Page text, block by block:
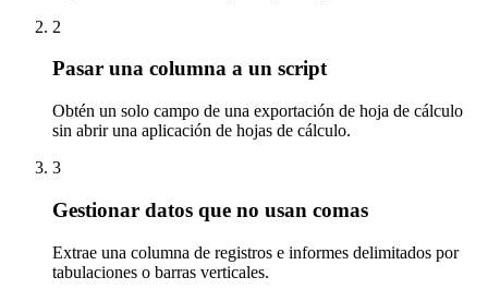
2
Pasar una columna a un script
Obtén un solo campo de una exportación de hoja de cálculo
sin abrir una aplicación de hojas de cálculo.
3
Gestionar datos que no usan comas
Extrae una columna de registros e informes delimitados por
tabulaciones o barras verticales.